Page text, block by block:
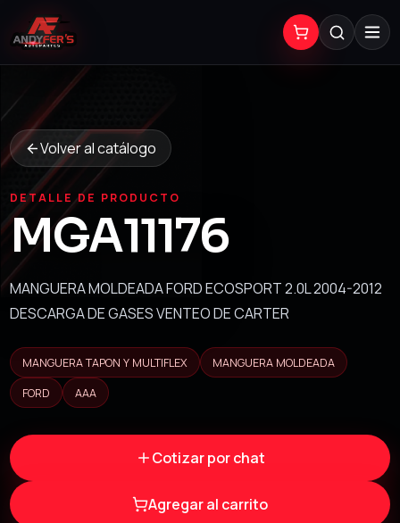
Volver al catálogo
DETALLE DE PRODUCTO
MGA11176
MANGUERA MOLDEADA FORD ECOSPORT 2.0L 2004-2012
DESCARGA DE GASES VENTEO DE CARTER
MANGUERA TAPON Y MULTIFLEX
MANGUERA MOLDEADA
FORD
AAA
Cotizar por chat
Agregar al carrito